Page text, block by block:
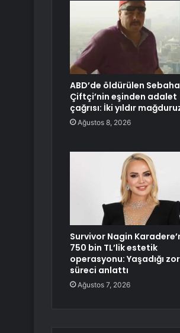
ABD’de öldürülen
Çiftçi’nin eşinden adalet
çağrısı: İki yıldır
Ağustos 8, 2026
Survivor Nagin
750 bin TL’lik estetik
operasyonu: Yaşadığı
süreci anlattı
Ağustos 7, 2026